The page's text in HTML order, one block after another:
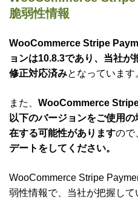
脆弱性情報
WooCommerce Stripe
ョンは10.8.3であり、当社が
修正対応済みとなっています
また、 WooCommerce
以下のバージョンをご使用
在する可能性がありますので
デートをしてください。
WooCommerce Stripe
弱性情報で、当社が把握して